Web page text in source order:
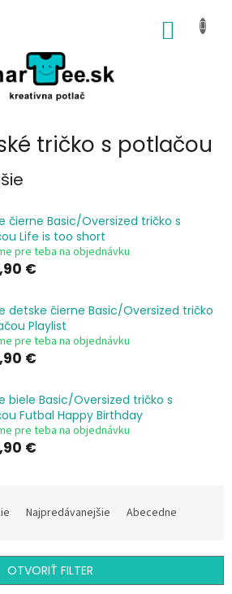
tričko s potlačou
čierne Basic/Oversized tričko s
Life is too short
pre teba na objednávku
€
detske čierne Basic/Oversized tričko
Playlist
pre teba na objednávku
€
biele Basic/Oversized tričko s
Futbal Happy Birthday
pre teba na objednávku
€
Najpredávanejšie Abecedne
OTVORIŤ FILTER